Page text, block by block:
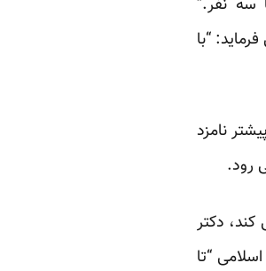
گوید: “۶۰ درصد آرا، مال ما سه نفر.”
“با
نامزد
رود.
دکتر
“تا